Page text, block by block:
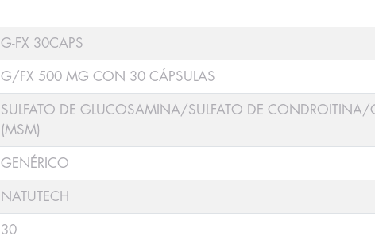
G-FX 30CAPS
G/FX 500 MG CON 30 CÁPSULAS
SULFATO DE GLUCOSAMINA/SULFATO DE
(MSM)
GENÉRICO
NATUTECH
30